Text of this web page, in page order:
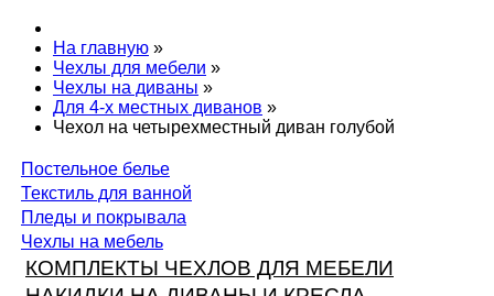
На главную »
Чехлы для мебели »
Чехлы на диваны »
Для 4-х местных диванов »
Чехол на четырехместный диван голубой
Постельное белье
Текстиль для ванной
Пледы и покрывала
Чехлы на мебель
КОМПЛЕКТЫ ЧЕХЛОВ ДЛЯ МЕБЕЛИ